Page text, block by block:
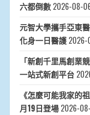
六都倒數 2026-08-
元智大學攜手亞東
化身一日醫護
「新創千里馬創
一站式新創平台
《怎麼可能我家的
月19日登場 2026-